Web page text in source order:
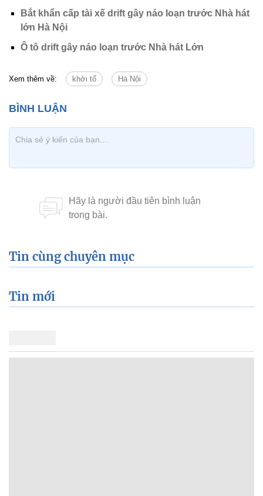
Bắt khẩn cấp tài xế drift gây náo loạn trước Nhà hát
lớn Hà Nội
Ô tô drift gây náo loạn trước Nhà hát Lớn
Xem thêm về: khởi tố Hà Nội
Tin cùng chuyên mục
Tin mới